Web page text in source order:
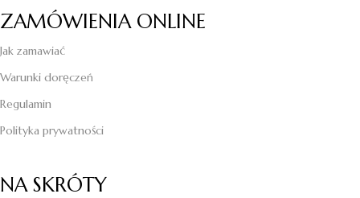
ZAMÓWIENIA ONLINE
Jak zamawiać
Warunki doręczeń
Regulamin
Polityka prywatności
NA SKRÓTY